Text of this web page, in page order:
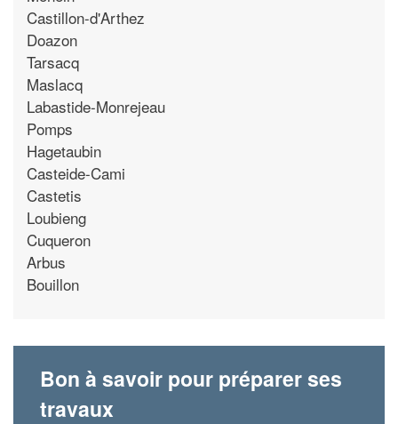
Castillon-d'Arthez
Doazon
Tarsacq
Maslacq
Labastide-Monrejeau
Pomps
Hagetaubin
Casteide-Cami
Castetis
Loubieng
Cuqueron
Arbus
Bouillon
Bon à savoir pour préparer ses
travaux